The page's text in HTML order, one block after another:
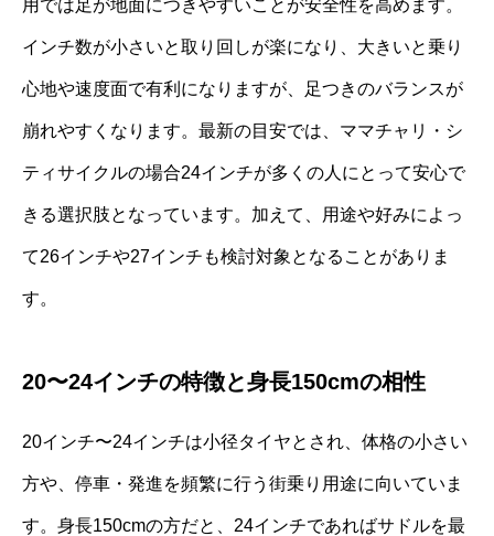
用では足が地面につきやすいことが安全性を高めます。
インチ数が小さいと取り回しが楽になり、大きいと乗り
心地や速度面で有利になりますが、足つきのバランスが
崩れやすくなります。最新の目安では、ママチャリ・シ
ティサイクルの場合24インチが多くの人にとって安心で
きる選択肢となっています。加えて、用途や好みによっ
て26インチや27インチも検討対象となることがありま
す。
20〜24インチの特徴と身長150cmの相性
20インチ〜24インチは小径タイヤとされ、体格の小さい
方や、停車・発進を頻繁に行う街乗り用途に向いていま
す。身長150cmの方だと、24インチであればサドルを最